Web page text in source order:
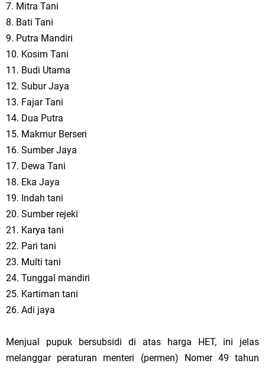
7. Mitra Tani
8. Bati Tani
9. Putra Mandiri
10. Kosim Tani
11. Budi Utama
12. Subur Jaya
13. Fajar Tani
14. Dua Putra
15. Makmur Berseri
16. Sumber Jaya
17. Dewa Tani
18. Eka Jaya
19. Indah tani
20. Sumber rejeki
21. Karya tani
22. Pari tani
23. Multi tani
24. Tunggal mandiri
25. Kartiman tani
26. Adi jaya
Menjual pupuk bersubsidi di atas harga HET, ini jelas
melanggar peraturan menteri (permen) Nomer 49 tahun